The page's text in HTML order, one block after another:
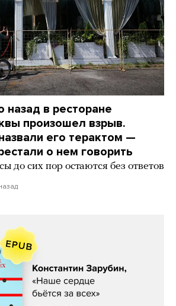
в ресторане
произошел взрыв.
его терактом —
о нем говорить
до сих пор остаются без ответов